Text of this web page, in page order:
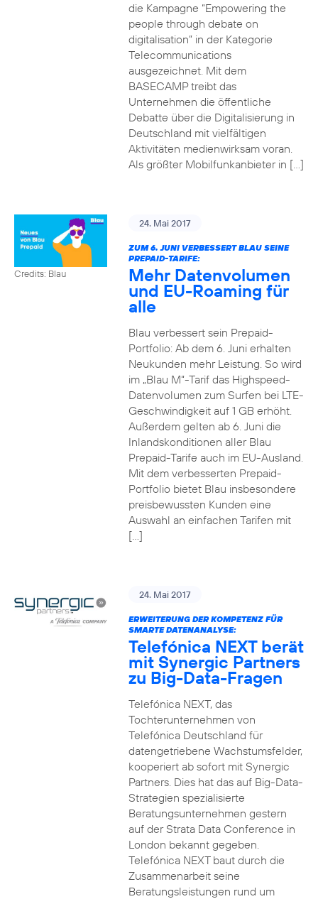
die Kampagne “Empowering the
people through debate on
digitalisation” in der Kategorie
Telecommunications
ausgezeichnet. Mit dem
BASECAMP treibt das
Unternehmen die öffentliche
Debatte über die Digitalisierung in
Deutschland mit vielfältigen
Aktivitäten medienwirksam voran.
Als größter Mobilfunkanbieter in […]
Credits: Blau
24. Mai 2017
ZUM 6. JUNI VERBESSERT BLAU SEINE
PREPAID-TARIFE:
Mehr Datenvolumen
und EU-Roaming für
alle
Blau verbessert sein Prepaid-
Portfolio: Ab dem 6. Juni erhalten
Neukunden mehr Leistung. So wird
im „Blau M“-Tarif das Highspeed-
Datenvolumen zum Surfen bei LTE-
Geschwindigkeit auf 1 GB erhöht.
Außerdem gelten ab 6. Juni die
Inlandskonditionen aller Blau
Prepaid-Tarife auch im EU-Ausland.
Mit dem verbesserten Prepaid-
Portfolio bietet Blau insbesondere
preisbewussten Kunden eine
Auswahl an einfachen Tarifen mit
[…]
24. Mai 2017
ERWEITERUNG DER KOMPETENZ FÜR
SMARTE DATENANALYSE:
Telefónica NEXT berät
mit Synergic Partners
zu Big-Data-Fragen
Telefónica NEXT, das
Tochterunternehmen von
Telefónica Deutschland für
datengetriebene Wachstumsfelder,
kooperiert ab sofort mit Synergic
Partners. Dies hat das auf Big-Data-
Strategien spezialisierte
Beratungsunternehmen gestern
auf der Strata Data Conference in
London bekannt gegeben.
Telefónica NEXT baut durch die
Zusammenarbeit seine
Beratungsleistungen rund um